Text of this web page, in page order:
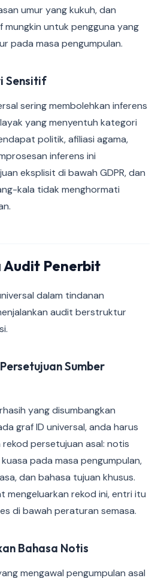
umur yang kukuh, dan
mungkin untuk pengguna yang
pada masa pengumpulan.
Sensitif
sering membolehkan inferens
yang menyentuh kategori
politik, afiliasi agama,
inferens ini
eksplisit di bawah GDPR, dan
kala tidak menghormati
Audit Penerbit
dalam tindanan
audit berstruktur
Sumber
yang disumbangkan
graf ID universal, anda harus
persetujuan asal: notis
pada masa pengumpulan,
dan bahasa tujuan khusus.
mengeluarkan rekod ini, entri itu
di bawah peraturan semasa.
Bahasa Notis
mengawal pengumpulan asal